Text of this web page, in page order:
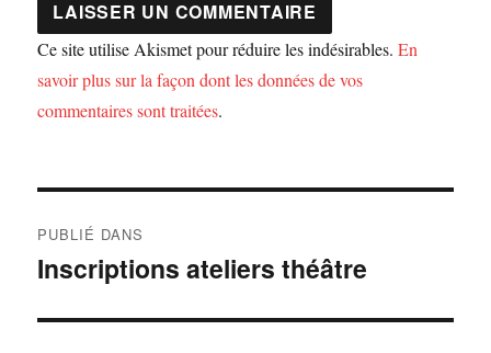
Ce site utilise Akismet pour réduire les indésirables.En
savoir plus sur la façon dont les données de vos
commentaires sont traitées.
de
PUBLIÉ DANS
Inscriptions ateliers théâtre